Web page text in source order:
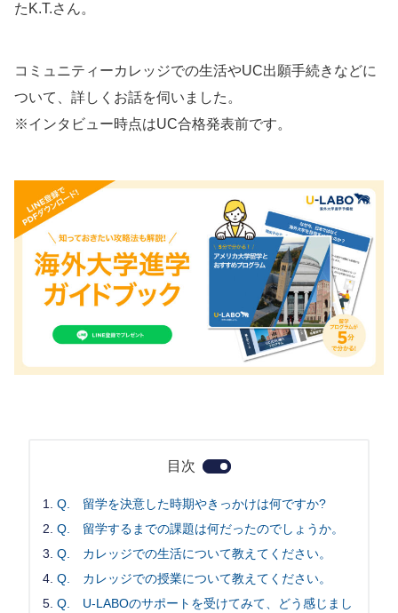
たK.T.さん。
コミュニティーカレッジでの生活やUC出願手続きなどに
ついて、詳しくお話を伺いました。
※インタビュー時点はUC合格発表前です。
目次
Q. 留学を決意した時期やきっかけは何ですか?
Q. 留学するまでの課題は何だったのでしょうか。
Q. カレッジでの生活について教えてください。
Q. カレッジでの授業について教えてください。
Q. U-LABOのサポートを受けてみて、どう感じまし